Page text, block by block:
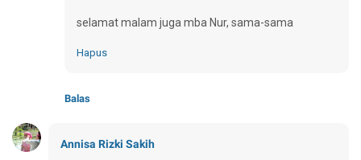
selamat malam juga mba Nur, sama-sama
Hapus
Balas
Annisa Rizki Sakih